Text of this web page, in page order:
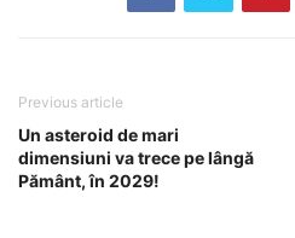
Previous article
Un asteroid de mari
dimensiuni va trece pe lângă
Pământ, în 2029!